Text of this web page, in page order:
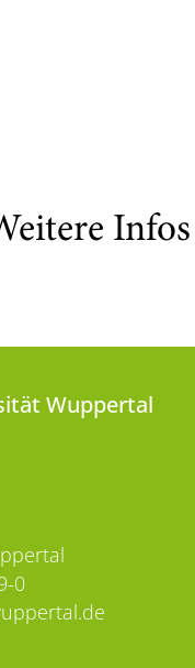
Wuppertal
0